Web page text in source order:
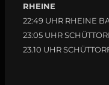
RHEINE
22:49 UHR RHEINE
23:05 UHR
23.10 UHR